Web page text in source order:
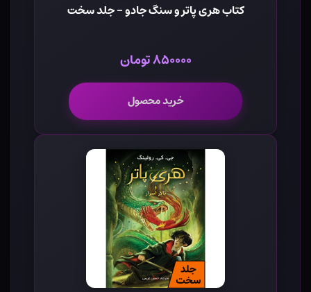
کتاب هری پاتر و سنگ جادو - جلد سخت
۸۵۰۰۰۰ تومان
خرید محصول